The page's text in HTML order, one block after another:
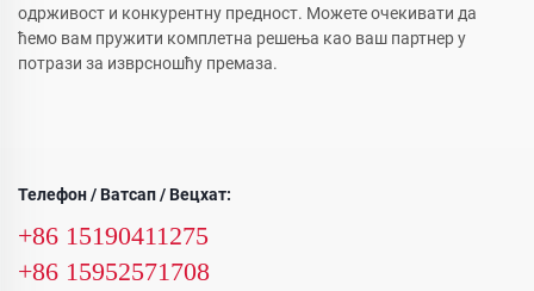
одрживост и конкурентну предност. Можете очекивати да
ћемо вам пружити комплетна решења као ваш партнер у
потрази за изврсношћу премаза.
Телефон / Ватсап / Вецхат:
+86 15190411275
+86 15952571708